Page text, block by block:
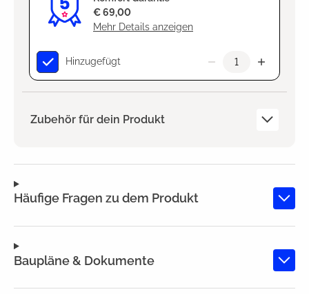
Mehr Details anzeigen
€ 69,00
Hinzugefügt
Zubehör für dein Produkt
Häufige Fragen zu dem Produkt
Baupläne & Dokumente